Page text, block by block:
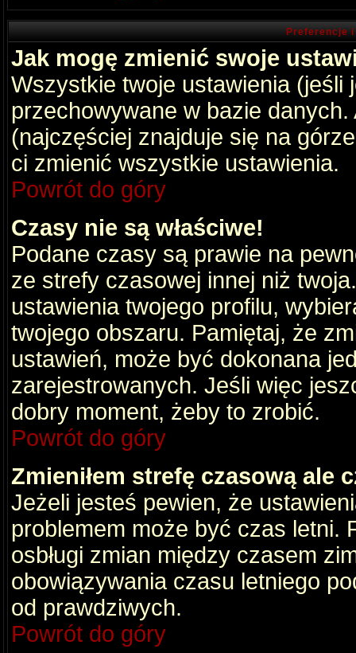
Preferencje
Jak mogę zmienić swoje
Wszystkie twoje ustawienia (jeśli
przechowywane w bazie
(najczęściej znajduje się na
ci zmienić wszystkie ustawienia.
Powrót do góry
Czasy nie są właściwe!
Podane czasy są prawie na
ze strefy czasowej innej niż
ustawienia twojego profilu,
twojego obszaru. Pamiętaj, że
ustawień, może być dokonana
zarejestrowanych. Jeśli więc
dobry moment, żeby to zrobić.
Powrót do góry
Zmieniłem strefę czasową ale
Jeżeli jesteś pewien, że
problemem może być czas letni.
osbługi zmian między czasem
obowiązywania czasu letniego
od prawdziwych.
Powrót do góry